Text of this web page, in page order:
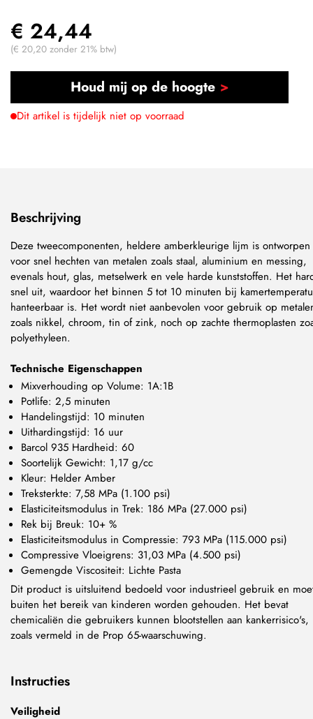
€ 24,44
(€ 20,20 zonder 21% btw)
Houd mij op de hoogte
Dit artikel is tijdelijk niet op voorraad
Beschrijving
Deze tweecomponenten, heldere amberkleurige lijm is ontworpen
voor snel hechten van metalen zoals staal, aluminium en messing,
evenals hout, glas, metselwerk en vele harde kunststoffen. Het
snel uit, waardoor het binnen 5 tot 10 minuten bij
hanteerbaar is. Het wordt niet aanbevolen voor gebruik op
zoals nikkel, chroom, tin of zink, noch op zachte thermoplasten
polyethyleen.
Technische Eigenschappen
Mixverhouding op Volume: 1A:1B
Potlife: 2,5 minuten
Handelingstijd: 10 minuten
Uithardingstijd: 16 uur
Barcol 935 Hardheid: 60
Soortelijk Gewicht: 1,17 g/cc
Kleur: Helder Amber
Treksterkte: 7,58 MPa (1.100 psi)
Elasticiteitsmodulus in Trek: 186 MPa (27.000 psi)
Rek bij Breuk: 10+ %
Elasticiteitsmodulus in Compressie: 793 MPa (115.000 psi)
Compressive Vloeigrens: 31,03 MPa (4.500 psi)
Gemengde Viscositeit: Lichte Pasta
Dit product is uitsluitend bedoeld voor industrieel gebruik en
buiten het bereik van kinderen worden gehouden. Het bevat
chemicaliën die gebruikers kunnen blootstellen aan kankerrisico's,
zoals vermeld in de Prop 65-waarschuwing.
Instructies
Veiligheid